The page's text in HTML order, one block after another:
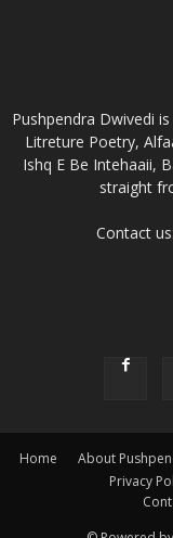
Pushpendra Dwivedi
Litreture Poetry,
Ishq E Be Intehaaii,
straight
Contact us:
Home
About
Privacy